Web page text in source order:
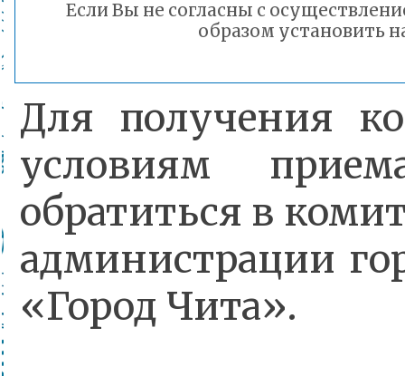
она.
Для получения
условиям
обратиться в
администрации
«Город Чита».
Если Вы не согласны с
образом установить